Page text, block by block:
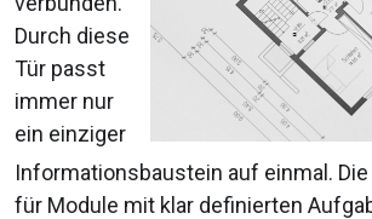
Durch diese
Tür passt
immer nur
ein einziger
Informationsbaustein auf einmal.
für Module mit klar definierten